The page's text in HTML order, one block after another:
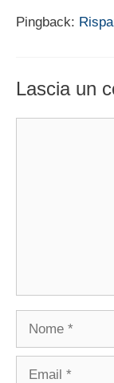
Pingback:
Lascia un
Nome
Email